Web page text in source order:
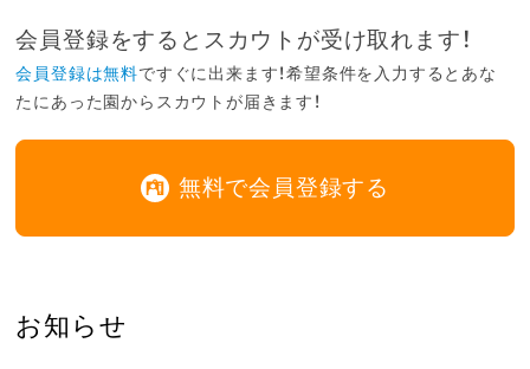
会員登録をするとスカウトが受け取れます！
会員登録は無料ですぐに出来ます！希望条件を入力するとあな
たにあった園からスカウトが届きます！
無料で会員登録する
お知らせ